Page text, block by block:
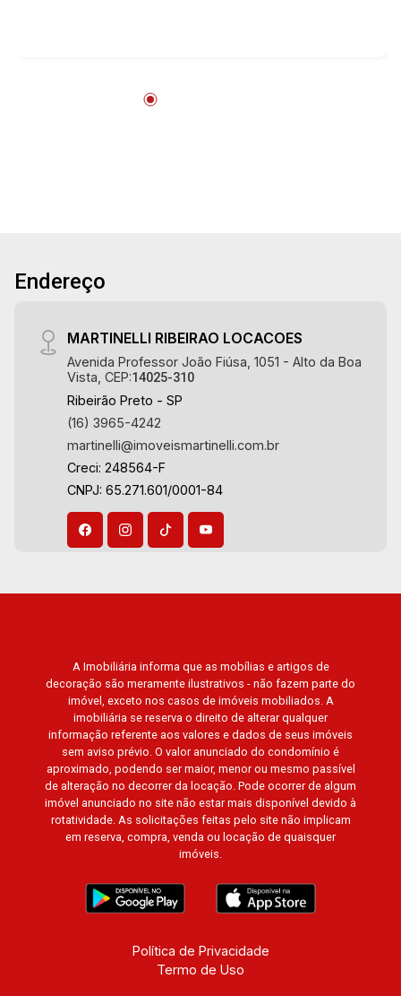
Endereço
MARTINELLI RIBEIRAO LOCACOES
Avenida Professor João Fiúsa, 1051 - Alto da Boa
Vista, CEP:14025-310
Ribeirão Preto - SP
(16) 3965-4242
martinelli@imoveismartinelli.com.br
Creci: 248564-F
CNPJ: 65.271.601/0001-84
A Imobiliária informa que as mobílias e artigos de
decoração são meramente ilustrativos - não fazem parte do
imóvel, exceto nos casos de imóveis mobiliados. A
imobiliária se reserva o direito de alterar qualquer
informação referente aos valores e dados de seus imóveis
sem aviso prévio. O valor anunciado do condomínio é
aproximado, podendo ser maior, menor ou mesmo passível
de alteração no decorrer da locação. Pode ocorrer de algum
imóvel anunciado no site não estar mais disponível devido à
rotatividade. As solicitações feitas pelo site não implicam
em reserva, compra, venda ou locação de quaisquer
imóveis.
Política de Privacidade
Termo de Uso